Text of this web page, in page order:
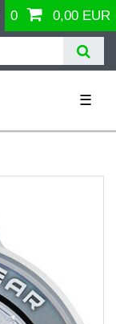
0 0,00 EUR
☰